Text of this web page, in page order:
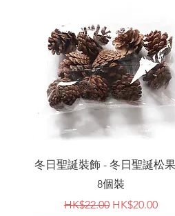
快速瀏覽
冬日聖誕裝飾 - 冬日聖誕松
8個裝
一般價格
HK$22.00 促銷價格
HK$20.00